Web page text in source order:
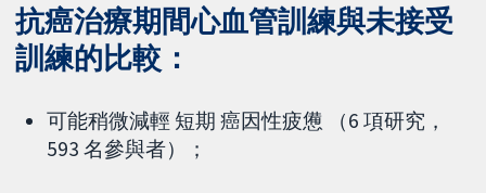
抗癌治療期間心血管訓練與未接受
訓練的比較：
可能稍微減輕 短期 癌因性疲憊 （6 項研究，
593 名參與者）；